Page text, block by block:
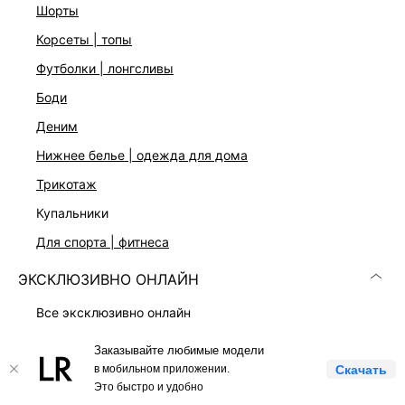
Заказывайте любимые модели
в мобильном приложении.
Это быстро и удобно
Скачать
шорты
корсеты | топы
футболки | лонгсливы
боди
деним
нижнее белье | одежда для дома
трикотаж
купальники
для спорта | фитнеса
ЭКСКЛЮЗИВНО ОНЛАЙН
все эксклюзивно онлайн
платья
в AppStore
КАТАЛОГ
КОМПАНИЯ
КЛИЕНТАМ
ЛИЧНЫЙ КАБИНЕТ
LOVE REPUBLIC © 2009 - 2026